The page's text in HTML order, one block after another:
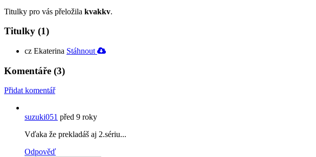
Titulky pro vás přeložila kvakkv.
Titulky (1)
cz Ekaterina Stáhnout
Komentáře (3)
Přidat komentář
suzuki051 před 9 roky
Vďaka že prekladáš aj 2.sériu...
Odpověď